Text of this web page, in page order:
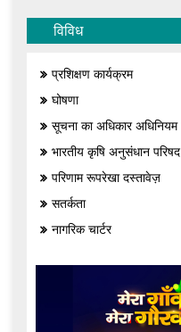
विविध
प्रशिक्षण कार्यक्रम
घोषणा
सूचना का अधिकार अधिनियम
भारतीय कृषि अनुसंधान परिषद
परिणाम रूपरेखा दस्तावेज़
सतर्कता
नागरिक चार्टर